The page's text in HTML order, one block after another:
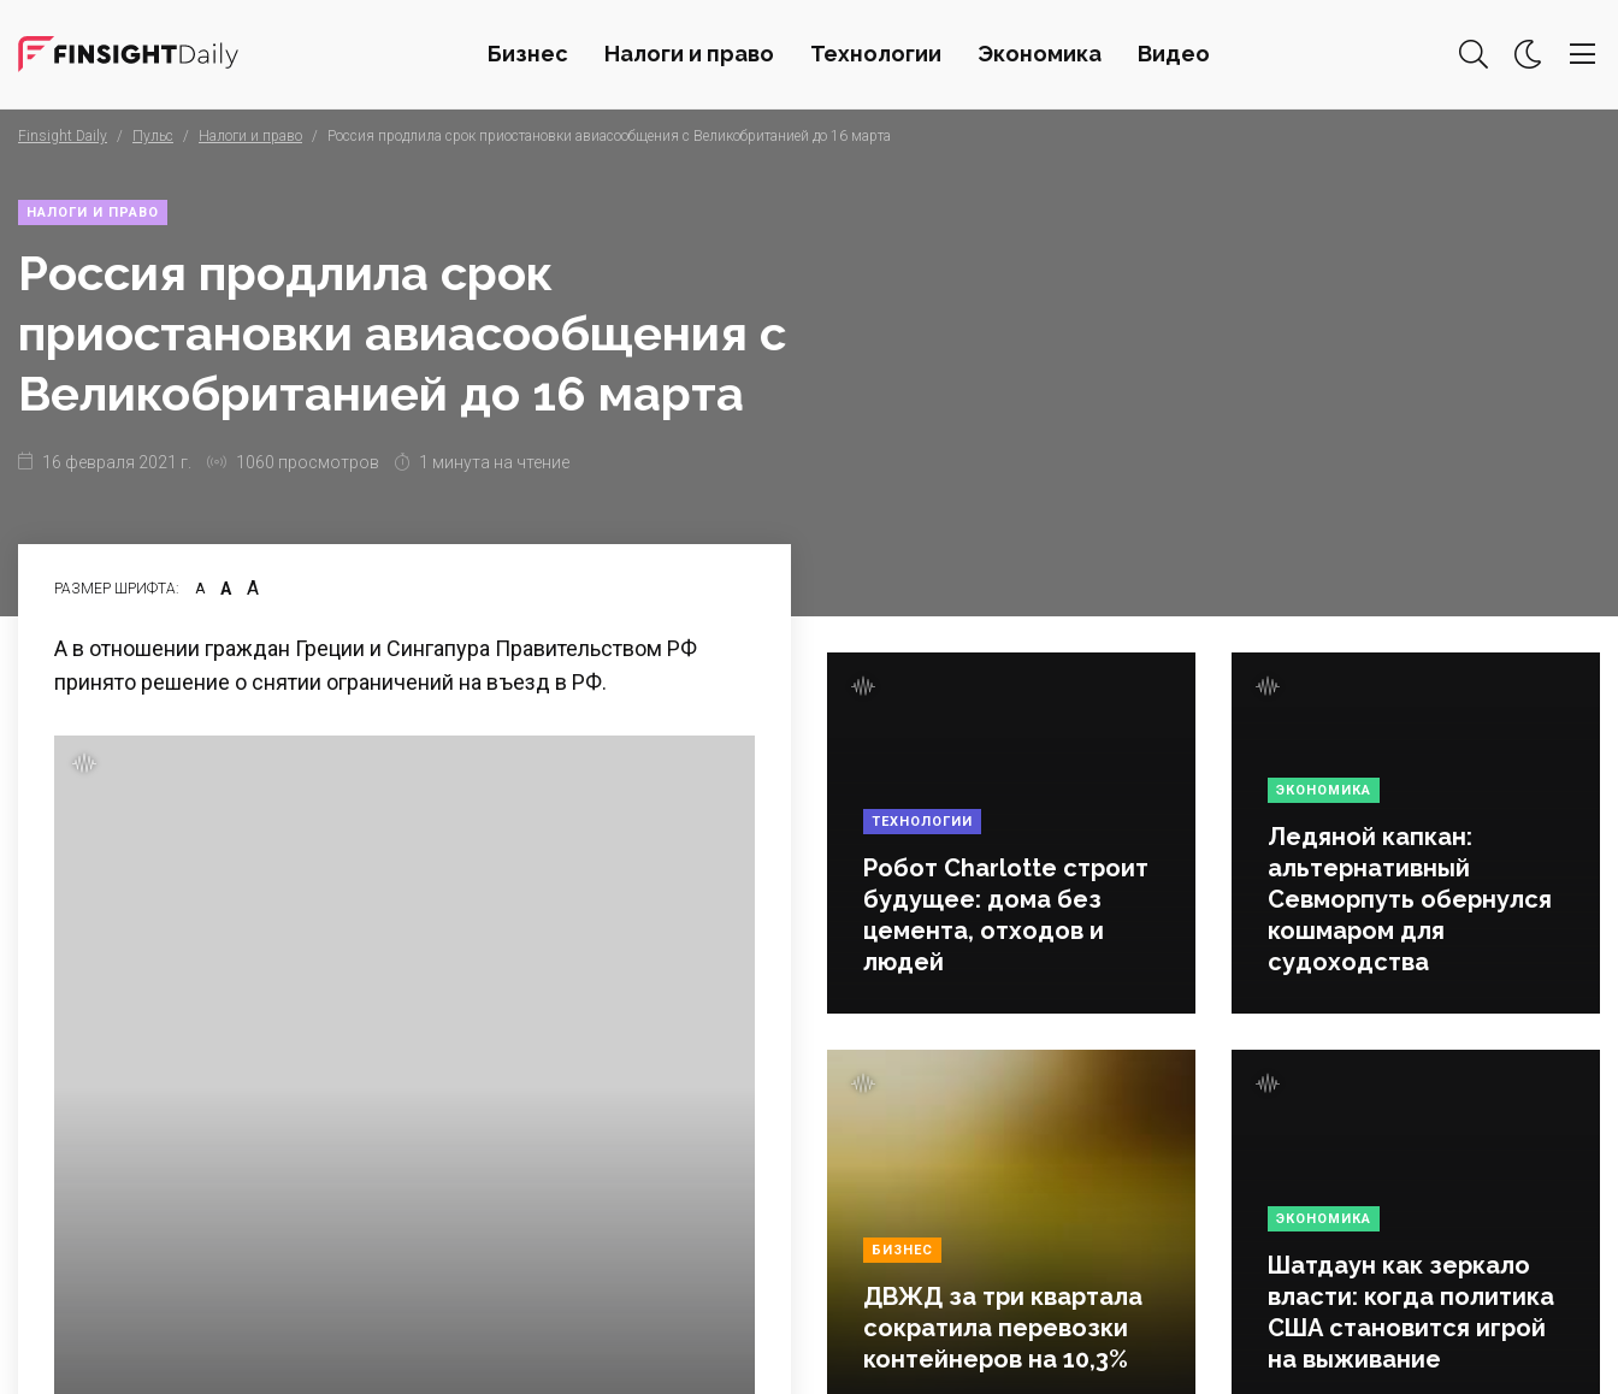
Бизнес Налоги и право Технологии Экономика Видео
Finsight Daily / Пульс / Налоги и право / Россия продлила срок приостановки авиасообщения с Великобританией до 16 марта
НАЛОГИ И ПРАВО
Россия продлила срок
приостановки авиасообщения с
Великобританией до 16 марта
16 февраля 2021 г. 1060 просмотров 1 минута на чтение
РАЗМЕР ШРИФТА: А А А
А в отношении граждан Греции и Сингапура Правительством РФ
принято решение о снятии ограничений на въезд в РФ.
ТЕХНОЛОГИИ
Робот Charlotte строит
будущее: дома без
цемента, отходов и
людей
ЭКОНОМИКА
Ледяной капкан:
альтернативный
Севморпуть обернулся
кошмаром для
судоходства
БИЗНЕС
ДВЖД за три квартала
сократила перевозки
контейнеров на 10,3%
ЭКОНОМИКА
Шатдаун как зеркало
власти: когда политика
США становится игрой
на выживание